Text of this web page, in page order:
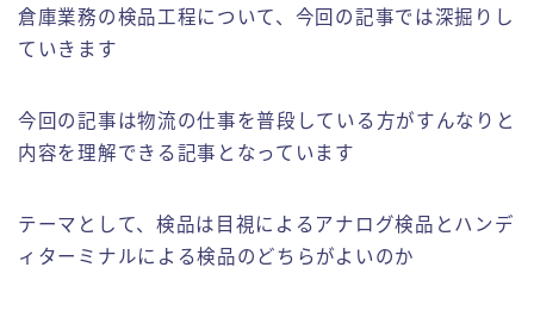
フォークリフトの実務紹介
お問い合わせ
倉庫業務の検品工程について、今回の記事では深掘りし
ていきます
今回の記事は物流の仕事を普段している方がすんなりと
内容を理解できる記事となっています
テーマとして、検品は目視によるアナログ検品とハンデ
ィターミナルによる検品のどちらがよいのか